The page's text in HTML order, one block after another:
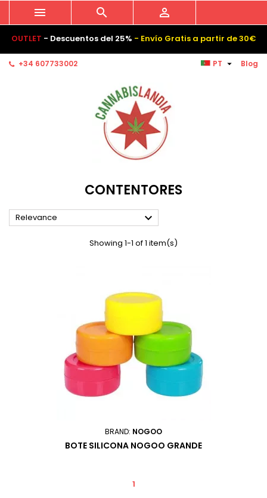
OUTLET - Descuentos del 25% - Envío Gratis a partir de 30€
Blog
+34 607733002 PT 
  
CONTENTORES
Relevance 
Showing 1-1 of 1 item(s)
BRAND: NOGOO
BOTE SILICONA NOGOO GRANDE
1